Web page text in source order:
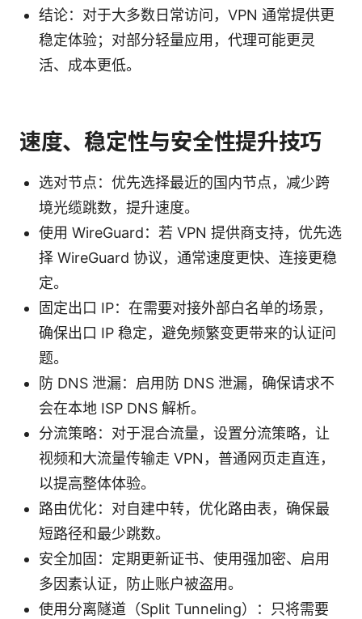
结论：对于大多数日常访问，VPN 通常提供更
稳定体验；对部分轻量应用，代理可能更灵
活、成本更低。
速度、稳定性与安全性提升技巧
选对节点：优先选择最近的国内节点，减少跨
境光缆跳数，提升速度。
使用 WireGuard：若 VPN 提供商支持，优先选
择 WireGuard 协议，通常速度更快、连接更稳
定。
固定出口 IP：在需要对接外部白名单的场景，
确保出口 IP 稳定，避免频繁变更带来的认证问
题。
防 DNS 泄漏：启用防 DNS 泄漏，确保请求不
会在本地 ISP DNS 解析。
分流策略：对于混合流量，设置分流策略，让
视频和大流量传输走 VPN，普通网页走直连，
以提高整体体验。
路由优化：对自建中转，优化路由表，确保最
短路径和最少跳数。
安全加固：定期更新证书、使用强加密、启用
多因素认证，防止账户被盗用。
使用分离隧道（Split Tunneling）：只将需要